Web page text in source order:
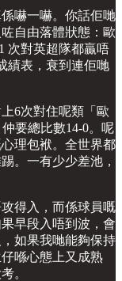
嚇一嚇。你話佢哋
自由落體狀態：歐
次對英超隊都贏唔
績表，衰到連佢哋
6次對住呢類「歐
要總比數14-0。呢
理包袱。全世界都
。一有少少差池，
得入，而係球員嘅
早段入唔到波，會
如果我哋能夠保持
喺心態上又成熟
。